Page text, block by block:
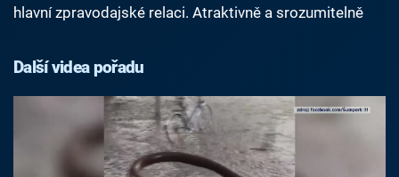
hlavní zpravodajské relaci. Atraktivně a srozumitelně
Další videa pořadu